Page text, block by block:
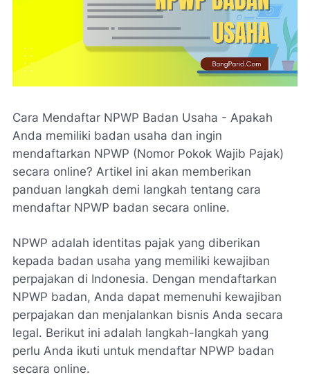
Cara Mendaftar NPWP Badan Usaha - Apakah
Anda memiliki badan usaha dan ingin
mendaftarkan NPWP (Nomor Pokok Wajib Pajak)
secara online? Artikel ini akan memberikan
panduan langkah demi langkah tentang cara
mendaftar NPWP badan secara online.
NPWP adalah identitas pajak yang diberikan
kepada badan usaha yang memiliki kewajiban
perpajakan di Indonesia. Dengan mendaftarkan
NPWP badan, Anda dapat memenuhi kewajiban
perpajakan dan menjalankan bisnis Anda secara
legal. Berikut ini adalah langkah-langkah yang
perlu Anda ikuti untuk mendaftar NPWP badan
secara online.